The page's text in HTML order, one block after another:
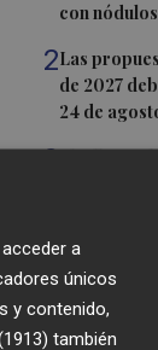
con
2Las
de 2027
24 de
3El
Turquía
Espaitec y
tecnología
con
5 La Policía
a
únicos
y contenido,
también